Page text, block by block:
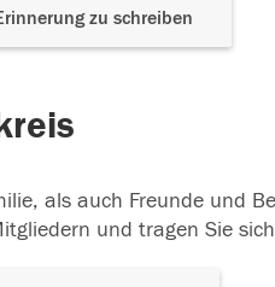
zu schreiben
als auch Freunde und
und tragen Sie